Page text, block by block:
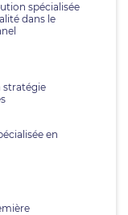
spécialisée
dans le
stratégie
en